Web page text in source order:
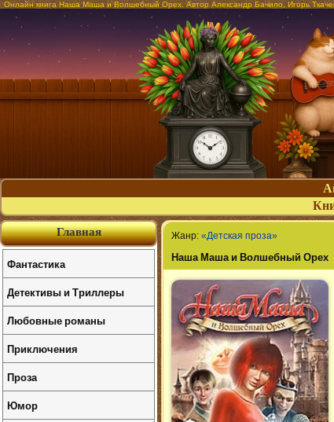
Онлайн книга Наша Маша и Волшебный Орех. Автор Александр Бачило, Игорь
Жанр: «Детская проза»
Наша Маша и Волшебный Орех
Главная
Фантастика
Детективы и Триллеры
Любовные романы
Приключения
Проза
Юмор